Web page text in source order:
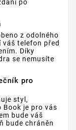
po
z odolného
váš telefon před
Díky
se nemusíte
pro
styl,
je pro vás
bude váš
bude chráněn